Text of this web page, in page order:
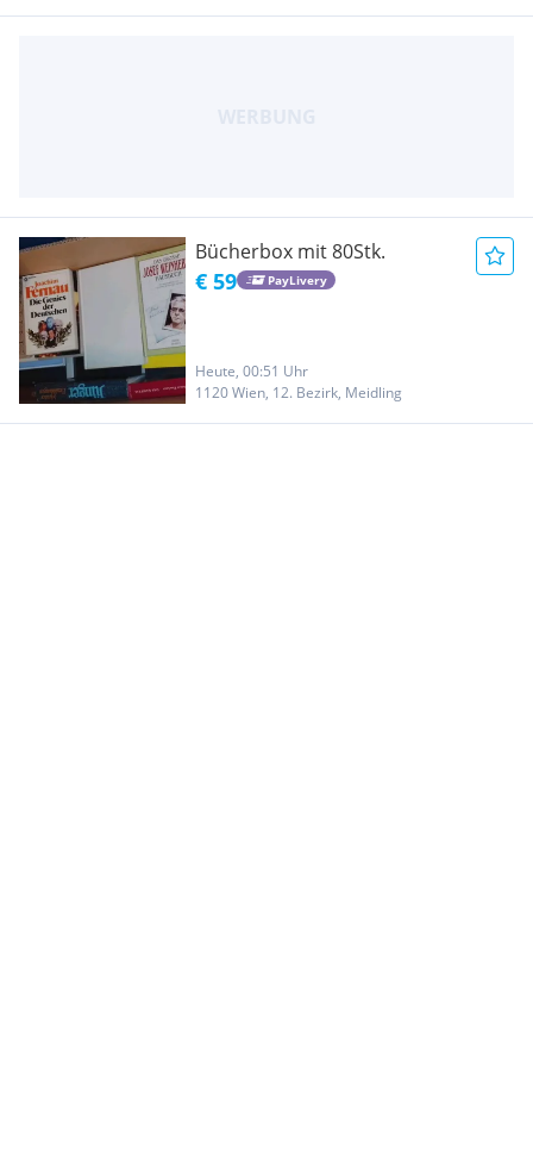
Bücherbox mit 80Stk.
€ 59 PayLivery
Heute, 00:51 Uhr
1120 Wien, 12. Bezirk, Meidling